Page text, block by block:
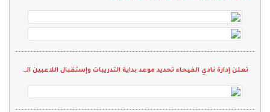
تعلن إدارة نادي الفيحاء تحديد موعد بداية التدريبات وإستقبال اللاعبين المستجدين لدرجة الشباب